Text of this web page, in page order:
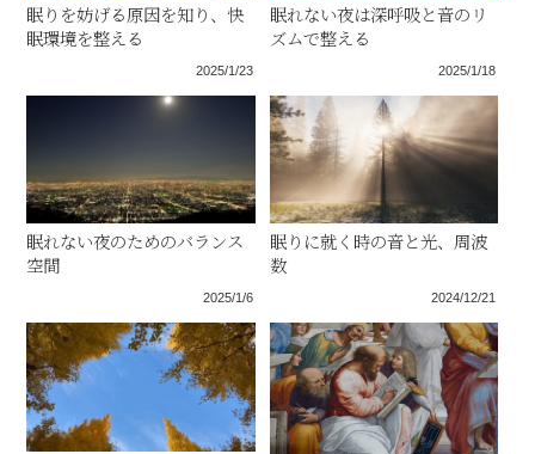
眠りを妨げる原因を知り、快
眠環境を整える
2025/1/23
眠れない夜は深呼吸と音のリ
ズムで整える
2025/1/18
眠れない夜のためのバランス
空間
2025/1/6
眠りに就く時の音と光、周波
数
2024/12/21